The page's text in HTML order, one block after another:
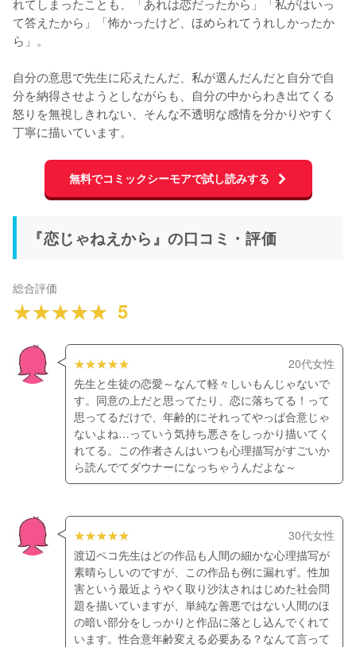
て答えたから」「怖かったけど、ほめられてうれしかったか
ら」。
自分の意思で先生に応えたんだ、私が選んだんだと自分で自
分を納得させようとしながらも、自分の中からわき出てくる
怒りを無視しきれない、そんな不透明な感情を分かりやすく
丁寧に描いています。
無料でコミックシーモアで試し読みする
『恋じゃねえから』の口コミ・評価
総合評価
5
20代女性
先生と生徒の恋愛～なんて軽々しいもんじゃないで
す。同意の上だと思ってたり、恋に落ちてる！って
思ってるだけで、年齢的にそれってやっぱ合意じゃ
ないよね…っていう気持ち悪さをしっかり描いてく
れてる。この作者さんはいつも心理描写がすごいか
ら読んでてダウナーになっちゃうんだよな～
30代女性
渡辺ペコ先生はどの作品も人間の細かな心理描写が
素晴らしいのですが、この作品も例に漏れず。性加
害という最近ようやく取り沙汰されはじめた社会問
題を描いていますが、単純な善悪ではない人間のほ
の暗い部分をしっかりと作品に落とし込んでくれて
います。性合意年齢変える必要ある？なんて言って